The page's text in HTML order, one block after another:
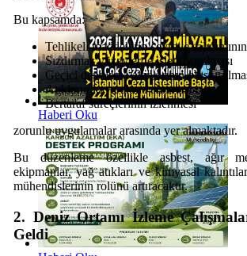
Haberi Oku
Bu kapsamda:
Tehlikeli maddelerin çevreye
Sızdırmaz yüzeylerde işlem yapılması
Geçici depolama alanlarının
Atıkların kayıt altına alınması
Bertaraf süreçlerinin izlenmesi
zorunlu uygulamalar arasında yer almaktadır.
Bu düzenleme özellikle asbest, ağır
ekipmanlar, yağ atıkları ve kimyasal
mühendislerinin rolünü artıracaktır.
2. Deniz Ortamı İzleme
Geldi